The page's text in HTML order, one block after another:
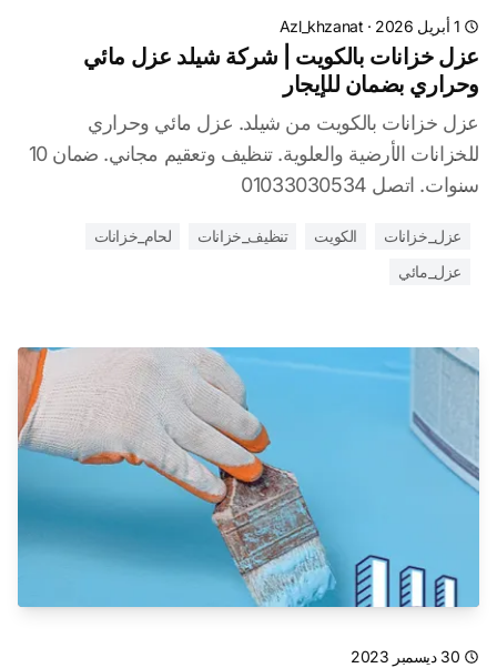
1 أبريل 2026 ·
Azl_khzanat
عزل خزانات بالكويت | شركة شيلد عزل مائي
وحراري بضمان للإيجار
عزل خزانات بالكويت من شيلد. عزل مائي وحراري
للخزانات الأرضية والعلوية. تنظيف وتعقيم مجاني. ضمان 10
سنوات. اتصل 01033030534
عزل_خزانات الكويت تنظيف_خزانات
لحام_خزانات
عزل_مائي
30 ديسمبر 2023